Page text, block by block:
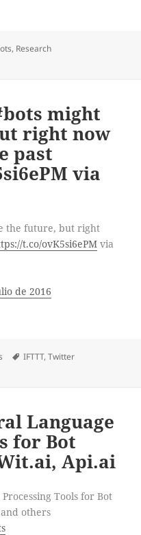
, Research
plagios en artículos académicos
might
right now
past
via
the future, but right
t.co/ovK5si6ePM via
de 2016
Etiquetas
IFTTT,Twitter
#bots might be the future, but
Language
for Bot
Api.ai
Tools for Bot
others